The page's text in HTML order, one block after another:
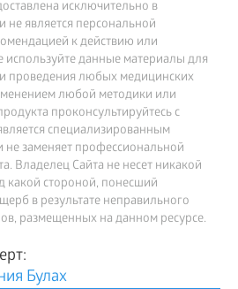
исключительно в
не является персональной
к действию или
используйте данные материалы для
проведения любых медицинских
любой методики или
проконсультируйтесь с
специализированным
заменяет профессиональной
Владелец Сайта не несет никакой
какой стороной, понесший
в результате неправильного
размещенных на данном ресурсе.
Булах